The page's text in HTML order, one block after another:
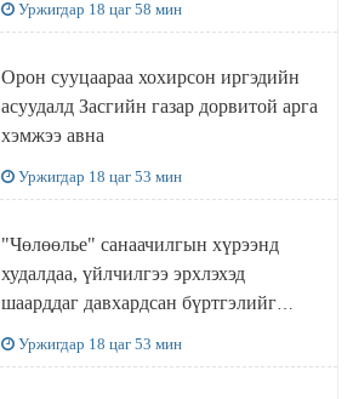
Уржигдар 18 цаг 58 мин
Орон сууцаараа хохирсон иргэдийн
асуудалд Засгийн газар дорвитой арга
хэмжээ авна
Уржигдар 18 цаг 53 мин
"Чөлөөлье" санаачилгын хүрээнд
худалдаа, үйлчилгээ эрхлэхэд
шаарддаг давхардсан бүртгэлийг
Уржигдар 18 цаг 53 мин